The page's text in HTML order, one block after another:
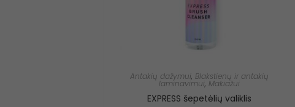
Antakių dažymui, Blakstienų ir antakių
laminavimui, Makiažui
EXPRESS šepetėlių valiklis